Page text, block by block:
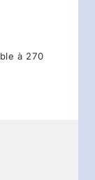
à 270